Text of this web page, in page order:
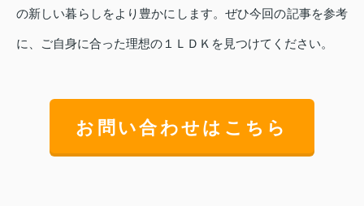
の新しい暮らしをより豊かにします。ぜひ今回の記事を参考
に、ご自身に合った理想の１ＬＤＫを見つけてください。
お問い合わせはこちら